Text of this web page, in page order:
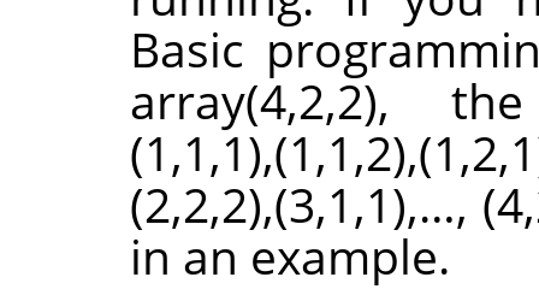
Basic
array(4,2,2),
(2,2,2),(3,1,1),…,
in an example.